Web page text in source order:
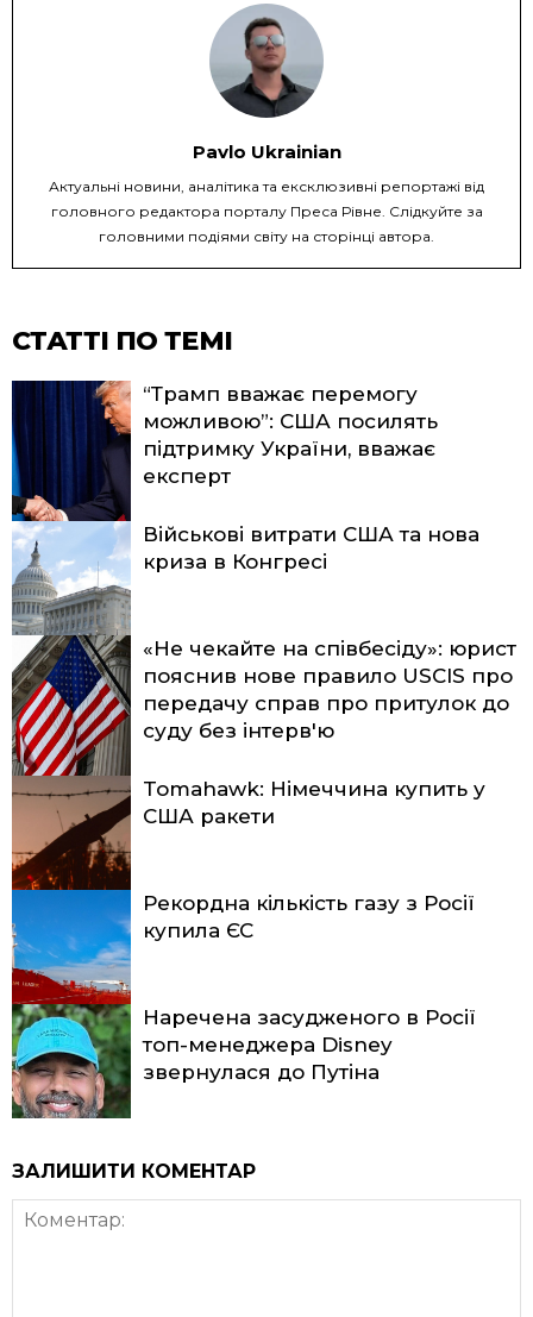
Pavlo Ukrainian
Актуальні новини, аналітика та ексклюзивні репортажі від
головного редактора порталу Преса Рівне. Слідкуйте за
головними подіями світу на сторінці автора.
СТАТТІ ПО ТЕМІ
“Трамп вважає перемогу
можливою”: США посилять
підтримку України, вважає
експерт
Військові витрати США та нова
криза в Конгресі
«Не чекайте на співбесіду»: юрист
пояснив нове правило USCIS про
передачу справ про притулок до
суду без інтерв'ю
Tomahawk: Німеччина купить у
США ракети
Рекордна кількість газу з Росії
купила ЄС
Наречена засудженого в Росії
топ-менеджера Disney
звернулася до Путіна
ЗАЛИШИТИ КОМЕНТАР